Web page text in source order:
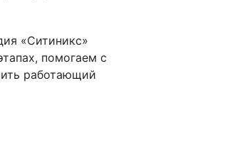
«Ситиникс»
помогаем с
работающий